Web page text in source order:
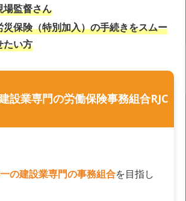
場監督さん
災保険（特別加入）の手続きをスムー
たい方
設業専門の労働保険事務組合RJC
の建設業専門の事務組合を目指し